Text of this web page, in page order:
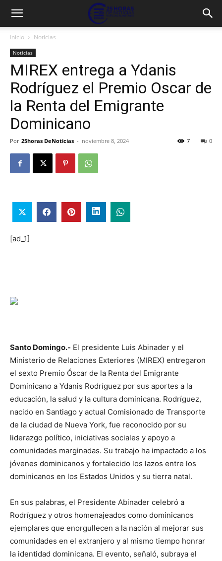
Inicio Noticias
Noticias
MIREX entrega a Ydanis
Rodríguez el Premio Oscar de
la Renta del Emigrante
Dominicano
Por 25horas DeNoticias - noviembre 8, 2024 0
7
[ad_1]
Santo Domingo.- El presidente Luis Abinader y el
Ministerio de Relaciones Exteriores (MIREX) entregaron
el sexto Premio Óscar de la Renta del Emigrante
Dominicano a Ydanis Rodríguez por sus aportes a la
educación, la salud y la cultura dominicana. Rodríguez,
nacido en Santiago y actual Comisionado de Transporte
de la ciudad de Nueva York, fue reconocido por su
liderazgo político, iniciativas sociales y apoyo a
comunidades marginadas. Su trabajo ha impactado a los
jóvenes dominicanos y fortalecido los lazos entre los
dominicanos en los Estados Unidos y su tierra natal.
En sus palabras, el Presidente Abinader celebró a
Rodríguez y otros homenajeados como dominicanos
ejemplares que enorgullecen a la nación al mejorar sus
comunidades en el extranjero y al mismo tiempo honrar
la identidad dominicana. El evento, señaló, subraya el